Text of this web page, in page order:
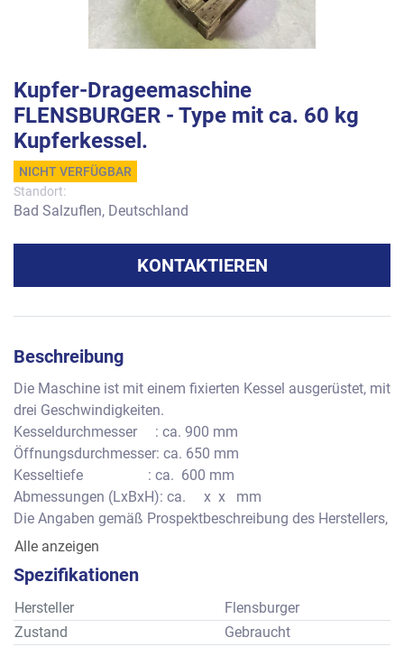
Kupfer-Drageemaschine
FLENSBURGER - Type mit ca. 60 kg
Kupferkessel.
NICHT VERFÜGBAR
Standort:
Bad Salzuflen, Deutschland
KONTAKTIEREN
Beschreibung
Die Maschine ist mit einem fixierten Kessel ausgerüstet, mit
drei Geschwindigkeiten.
Kesseldurchmesser     : ca. 900 mm
Öffnungsdurchmesser: ca. 650 mm
Kesseltiefe                  : ca.  600 mm
Abmessungen (LxBxH): ca.     x  x   mm
Die Angaben gemäß Prospektbeschreibung des Herstellers,
ohne Gewähr.
Alle anzeigen
Spezifikationen
Hersteller
Flensburger
Zustand
Gebraucht